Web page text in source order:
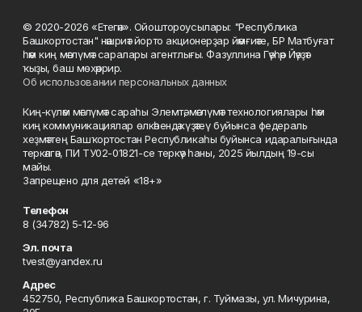
© 2020-2026 «Етегән». Ойоштороусылары: "Республика
Башкортостан" нәшриәт йорто акционерҙар йәмғиәте, БР Матбуғат
һәм киң мәғлүмәт саралары агентлығы. Фазуллина Гәүһәр Йәүҙәт
ҡыҙы, баш мөхәррир.
Об использовании персональных данных
Киң-күләм мәғлүмәт сараһы Элемтә, мәғлүмәт технологиялары һәм
киң коммуникациялар өлкәһендә күҙәтеү буйынса федераль
хеҙмәттең Башҡортостан Республикаһы буйынса идаралығында
теркәлгән, ПИ ТУ02-01821-се теркәү һаны, 2025 йылдың 19-сы
майы.
Запрещено для детей «18+»
Телефон
8 (34782) 5-12-96
Эл. почта
tvest@yandex.ru
Адрес
452750, Республика Башкортостан, г. Туймазы, ул. Мичурина,